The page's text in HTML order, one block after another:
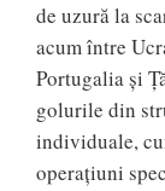
de uzură la
acum între
Portugalia și
golurile din
individuale,
operațiuni